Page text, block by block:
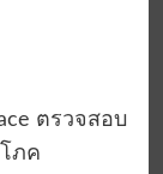
ตรวจสอบ
ภค